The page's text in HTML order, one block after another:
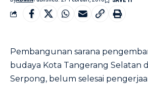
Pembangunan sarana
budaya Kota Tangerang Selatan
Serpong, belum selesai